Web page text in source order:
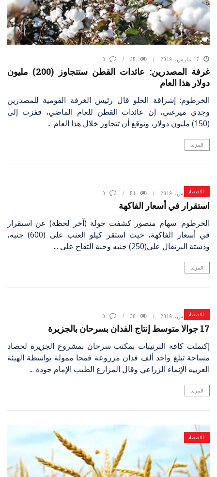
17 مارس، 2019 35
0
غرفة المصدرين: عائدات القطن ستتجاوز (200) مليون
دولار هذا العام
الخرطوم: إشراقة الحلو قال رئيس الغرفة القومية للمصدرين
وجدي ميرغني، إن عائدات القطن للعام الماضي، قفزت إلى
(150) مليون دولار، وتوقع أن تتجاوز خلال هذا العام ...
المزيد
الاقتصاد
17 مارس، 2019 51
0
استقرار في أسعار الفاكهة
الخرطوم :سهام منصور كشفت جولة (آخر لحظة) عن استقرار
في أسعار الفاكهة، حيث استقر كيلو العنب على (600) جنيه،
ودستة البرتقال علي(250) جنيه وحبة التفاح على ...
المزيد
الاقتصاد
17 مارس، 2019 38
0
17 جوالا متوسط إنتاج الفدان بسرحان بالجزيرة
إكتملت كافة الترتيبات بمكتب سرحان بمشروع الجزيرة لحصاد
مساحة تبلغ واحد ألف فدان مزروعة قمحا ممولة بواسطة الهيئة
العربيه الإنماء الزراعي وقال المزارع الطيب الإمام جودة ...
المزيد
الاقتصاد